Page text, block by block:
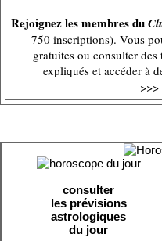
Rejoignez les membres du
750 inscriptions). Vous
gratuites ou consulter
expliqués et accéder à
>>>
consulter
les prévisions
astrologiques
du jour